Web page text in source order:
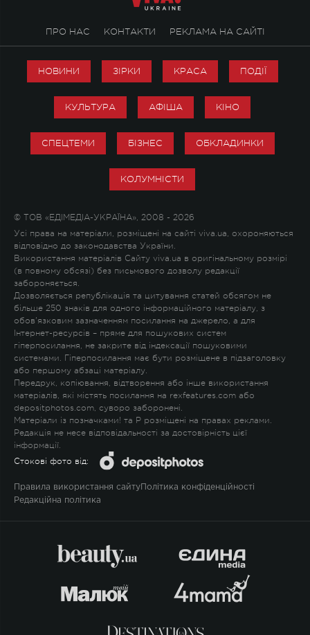
ПРО НАС КОНТАКТИ РЕКЛАМА НА САЙТІ
НОВИНИ ЗІРКИ КРАСА ПОДІЇ
КУЛЬТУРА АФІША КІНО
СПЕЦТЕМИ БІЗНЕС ОБКЛАДИНКИ
КОЛУМНІСТИ
© ТОВ «ЕДІМЕДІА-УКРАЇНА», 2008 - 2026
Усі права на матеріали, розміщені на сайті viva.ua, охороняються
відповідно до законодавства України.
Використання матеріалів Сайту viva.ua в оригінальному розмірі
(в повному обсязі) без письмового дозволу редакції
забороняється.
Дозволяється републікація та цитування статей обсягом не
більше 250 знаків для одного інформаційного матеріалу, з
обов'язковим зазначенням посилання на джерело, а для
Інтернет-ресурсів – пряме для пошукових систем
гіперпосилання, не закрите від індексації пошуковими
системами. Гіперпосилання має бути розміщене в підзаголовку
або першому абзаці матеріалу.
Передрук, копіювання, відтворення або інше використання
матеріалів, які містять посилання на rexfeatures.com або
depositphotos.com, суворо заборонені.
Матеріали із позначками! та P розміщені на правах реклами.
Редакція не несе відповідальності за достовірність цієї
інформації.
Стокові фото від:
Правила використання сайту Політика конфіденційності
Редакційна політика